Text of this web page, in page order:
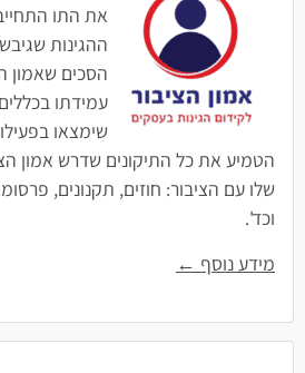
את התו
ההגינות
הסכים שאמון
עמידתו
שימצאו
הטמיע את כל התיקונים שדרש אמון
שלו עם הציבור: חוזים, תקנונים,
וכד'.
מידע נוסף ←